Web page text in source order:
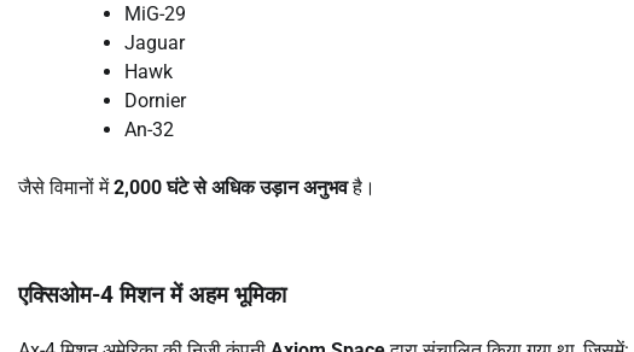
MiG-29
Jaguar
Hawk
Dornier
An-32
जैसे विमानों में2,000 घंटे से अधिक उड़ान अनुभवहै।
एक्सिओम-4 मिशन में अहम भूमिका